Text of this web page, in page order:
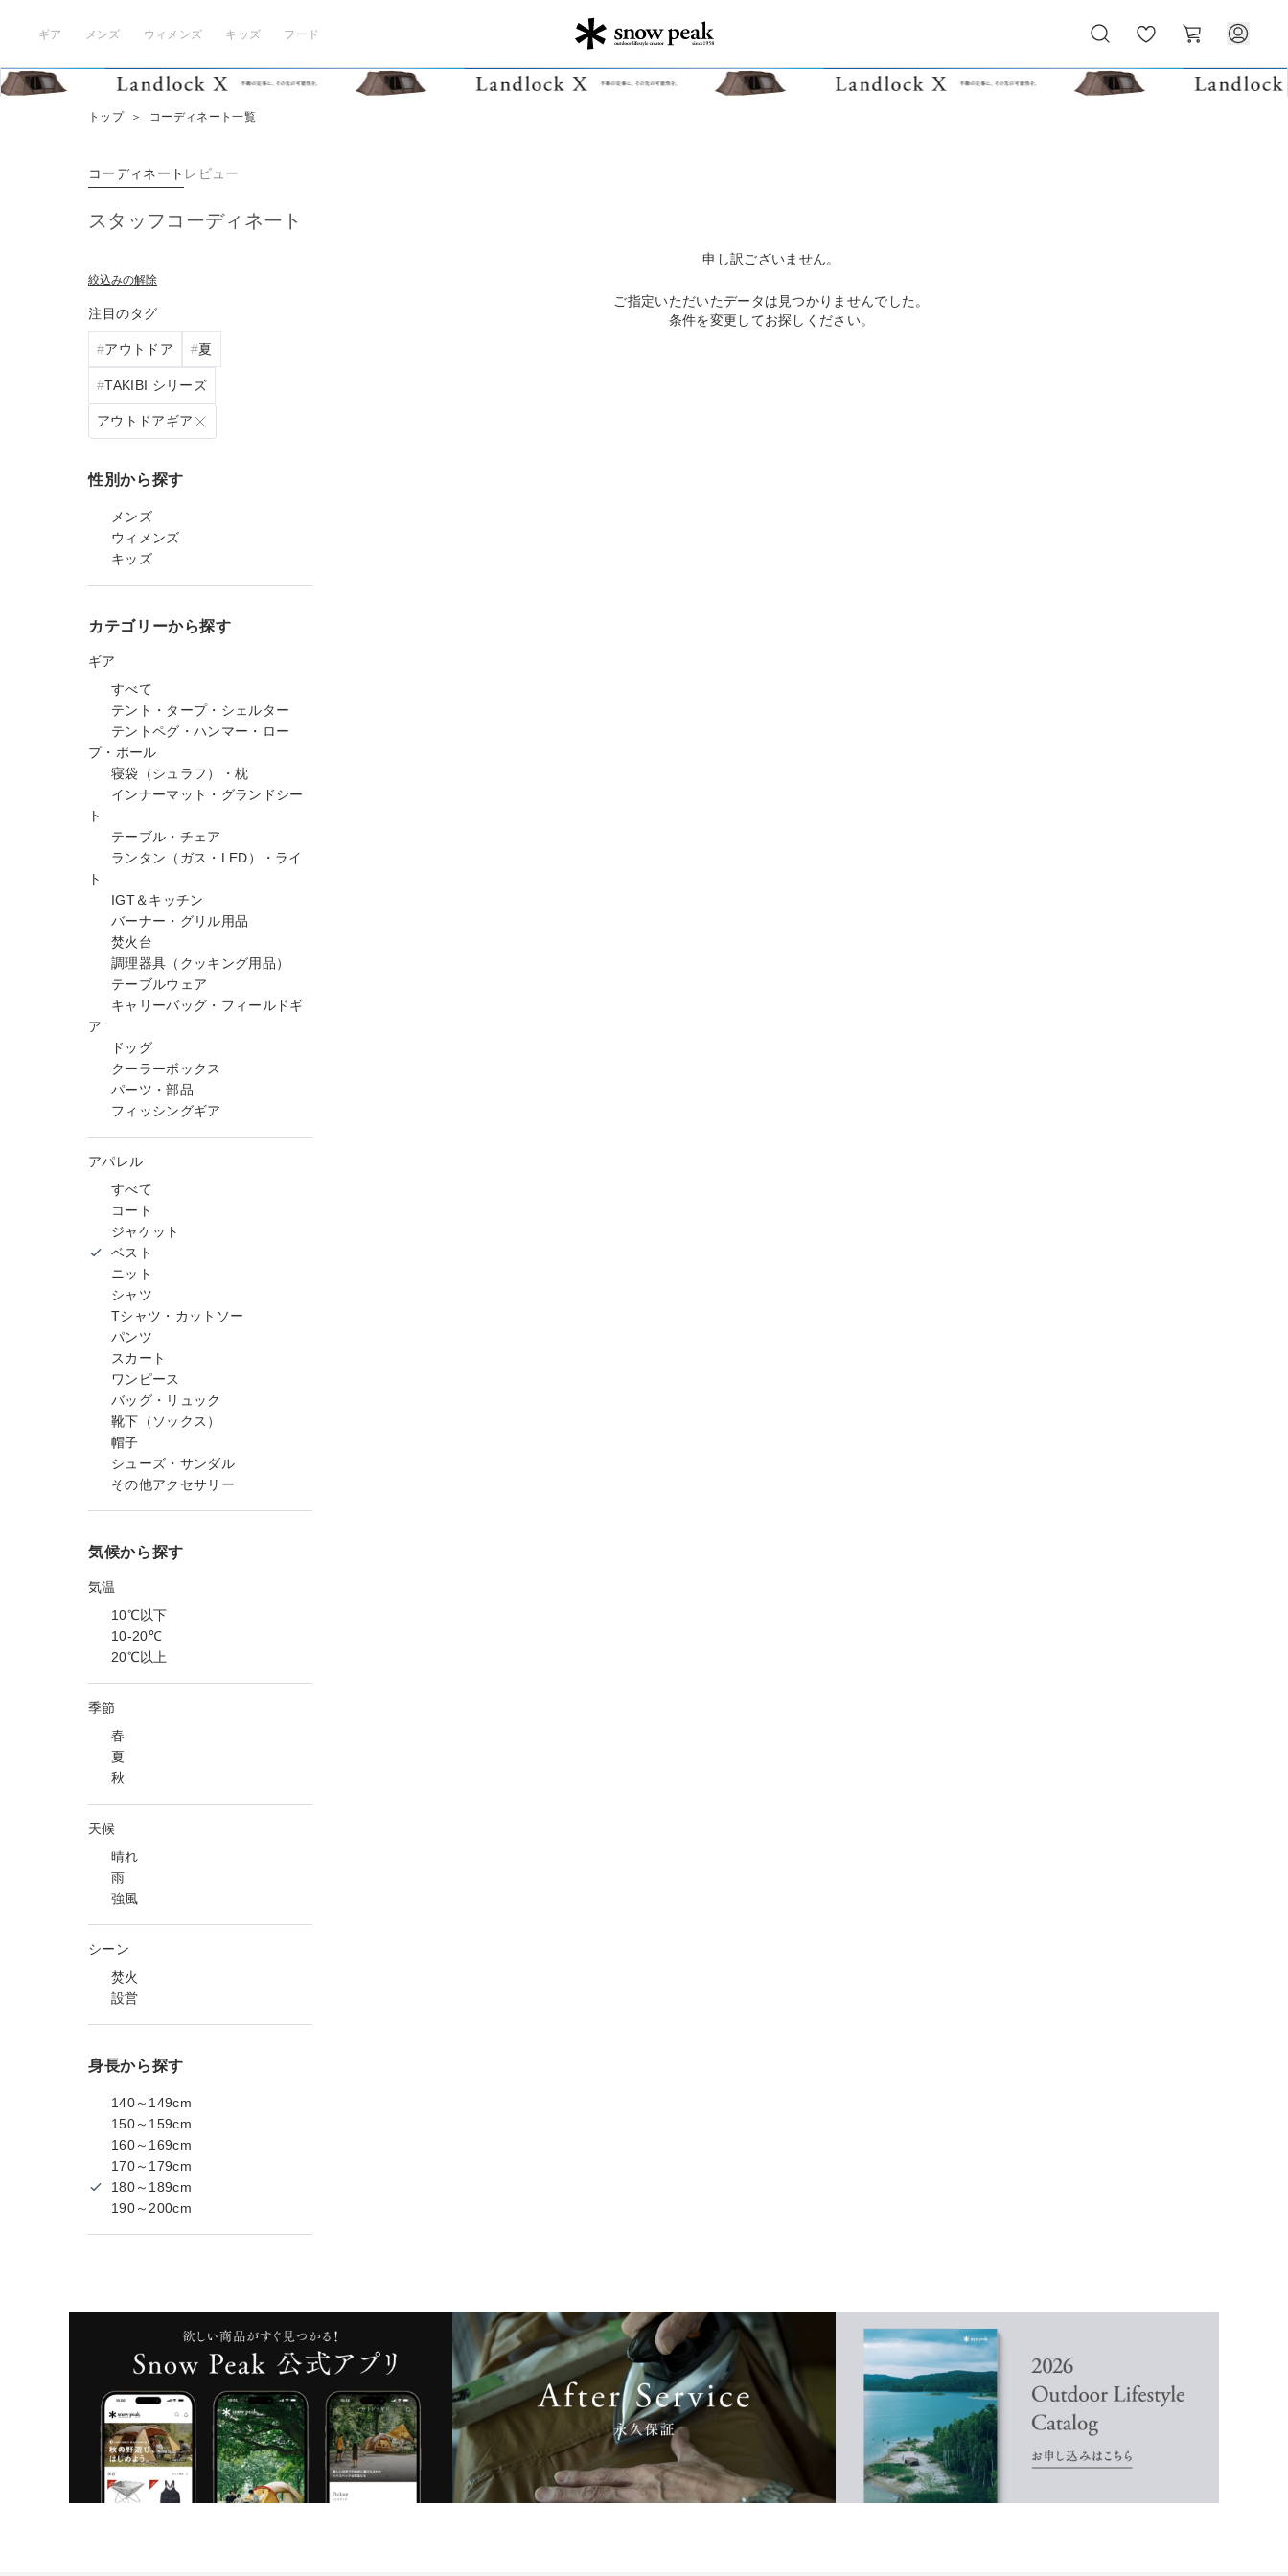
ギア メンズ ウィメンズ キッズ フード
気
に
ー
ト
トップ ＞ コーディネート一覧
コーディネート レビュー
スタッフコーディネート
絞込みの解除
注目のタグ
アウトドア 夏
TAKIBI シリーズ
アウトドアギア
性別から探す
メンズ
ウィメンズ
キッズ
カテゴリーから探す
ギア
すべて
テント・タープ・シェルター
テントペグ・ハンマー・ロー
プ・ポール
寝袋（シュラフ）・枕
インナーマット・グランドシー
ト
テーブル・チェア
ランタン（ガス・LED）・ライ
ト
IGT＆キッチン
バーナー・グリル用品
焚火台
調理器具（クッキング用品）
テーブルウェア
キャリーバッグ・フィールドギ
ア
ドッグ
クーラーボックス
パーツ・部品
フィッシングギア
アパレル
すべて
コート
ジャケット
ベスト
ニット
シャツ
Tシャツ・カットソー
パンツ
スカート
ワンピース
バッグ・リュック
靴下（ソックス）
帽子
シューズ・サンダル
その他アクセサリー
気候から探す
気温
10℃以下
10-20℃
20℃以上
季節
春
夏
秋
天候
晴れ
雨
強風
シーン
焚火
設営
身長から探す
140～149cm
150～159cm
160～169cm
170～179cm
180～189cm
190～200cm
申し訳ございません。
ご指定いただいたデータは見つかりませんでした。
条件を変更してお探しください。